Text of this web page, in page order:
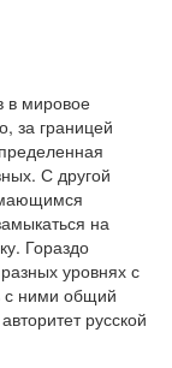
в мировое
за границей
С другой
на
Гораздо
уровнях с
с ними общий
русской